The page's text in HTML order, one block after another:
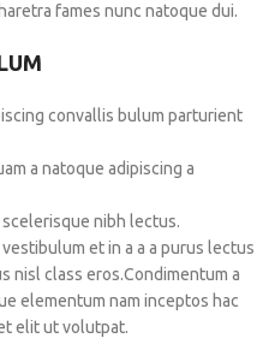
fames nunc natoque dui.
convallis bulum parturient
a natoque adipiscing a
nibh lectus.
et in a a a purus lectus
nisl class eros.Condimentum a
elementum nam inceptos hac
elit ut volutpat.